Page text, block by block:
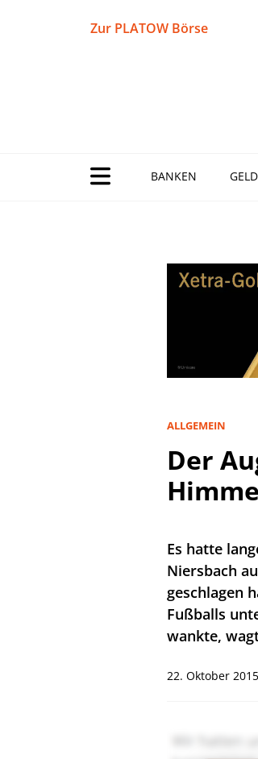
Zur PLATOW Börse
BANKEN
ALLGEMEIN
Der
Es hatte
Niersbach
geschlagen
Fußballs
wankte,
22. Oktober 2015